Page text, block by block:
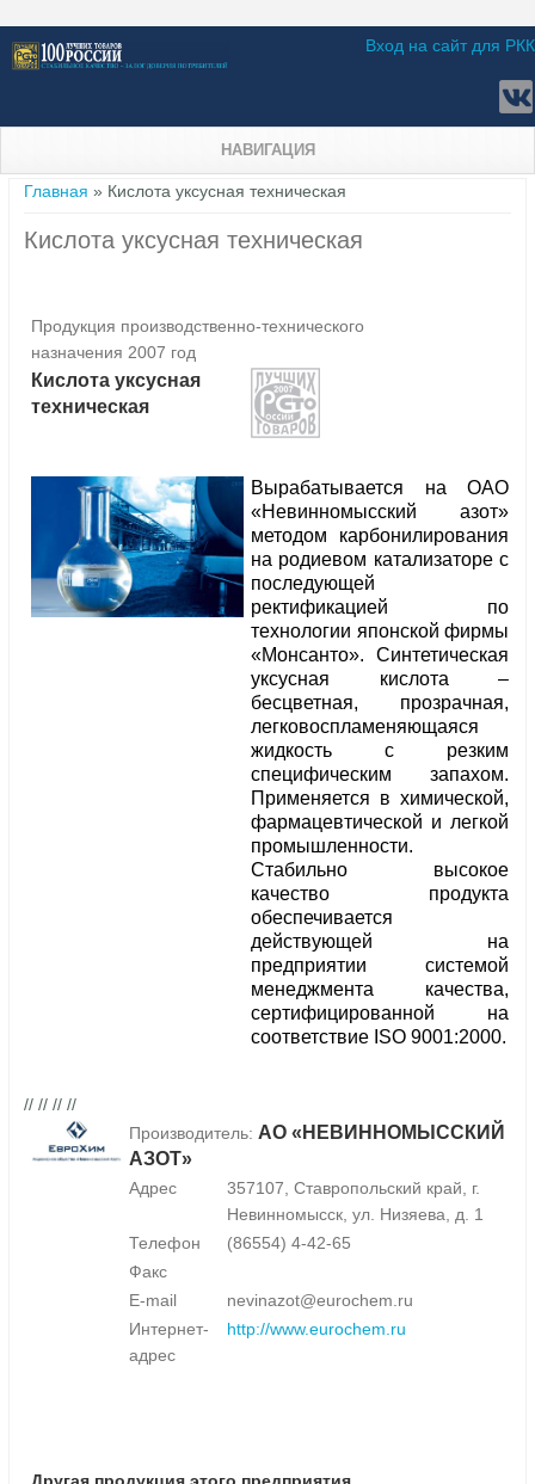
Вход на сайт для РКК
НАВИГАЦИЯ
Вы здесь
Главная » Кислота уксусная техническая
Кислота уксусная техническая
Продукция производственно-технического
назначения 2007 год
Кислота уксусная
техническая
Вырабатывается на ОАО
«Невинномысский азот»
методом карбонилирования
на родиевом катализаторе с
последующей
ректификацией по
технологии японской фирмы
«Монсанто». Синтетическая
уксусная кислота –
бесцветная, прозрачная,
легковоспламеняющаяся
жидкость с резким
специфическим запахом.
Применяется в химической,
фармацевтической и легкой
промышленности.
Стабильно высокое
качество продукта
обеспечивается
действующей на
предприятии системой
менеджмента качества,
сертифицированной на
соответствие ISO 9001:2000.
// // // //
Производитель: АО «НЕВИННОМЫССКИЙ
АЗОТ»
Адрес
357107, Ставропольский край, г.
Невинномысск, ул. Низяева, д. 1
Телефон
(86554) 4-42-65
Факс
E-mail
nevinazot@eurochem.ru
Интернет-
адрес
http://www.eurochem.ru